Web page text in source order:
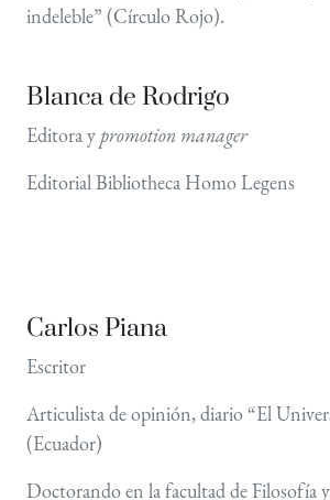
indeleble” (Círculo Rojo).
Blanca de Rodrigo
Editora y promotion manager
Editorial Bibliotheca Homo Legens
Carlos Piana
Escritor
Articulista de opinión, diario “El
(Ecuador)
Doctorando en la facultad de Filosofía